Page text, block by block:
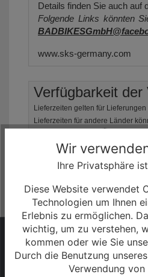
Details finden Sie auch auf
Folgende Links könnten
www.sks-germany.com
Verfügbarkeit der
Lieferzeiten gelten für
Lieferzeiten für andere Länder
SKS X-Blade II HR Fahrrad
HABEN SIE
Wir sind gerne
Wir
Ihre Privatsphäre
Diese Website verwendet
Technologien um Ihnen
Erlebnis zu ermöglichen.
wichtig, um zu verstehen,
kommen oder wie Sie
Durch die Benutzung
Verwendung